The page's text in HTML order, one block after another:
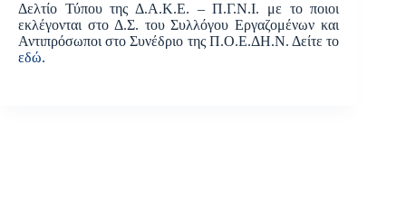
Δελτίο Τύπου της Δ.Α.Κ.Ε. – Π.Γ.Ν.Ι. με το ποιοι
εκλέγονται στο Δ.Σ. του Συλλόγου Εργαζομένων και
Αντιπρόσωποι στο Συνέδριο της Π.Ο.Ε.ΔΗ.Ν. Δείτε το
εδώ.